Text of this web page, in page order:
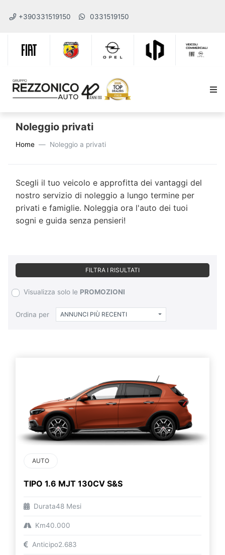
+390331519150 0331519150
Noleggio privati
Home Noleggio a privati
Scegli il tuo veicolo e approfitta dei vantaggi del
nostro servizio di noleggio a lungo termine per
privati e famiglie. Noleggia ora l'auto dei tuoi
sogni e guida senza pensieri!
FILTRA I RISULTATI
Visualizza solo le PROMOZIONI
Ordina per ANNUNCI PIÙ RECENTI
AUTO
TIPO 1.6 MJT 130CV S&S
Durata48 Mesi
Km40.000
Anticipo2.683